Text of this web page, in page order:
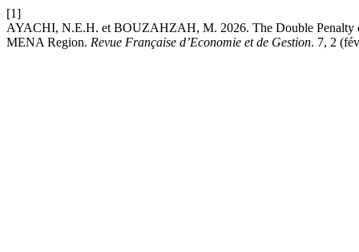
[1]
AYACHI, N.E.H. et BOUZAHZAH, M. 2026. The Double Penalty
MENA Region. Revue Française d’Economie et de Gestion. 7, 2